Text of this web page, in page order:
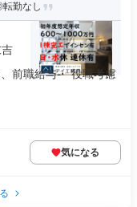
勤なし
前職給与・ 役職考慮
気になる